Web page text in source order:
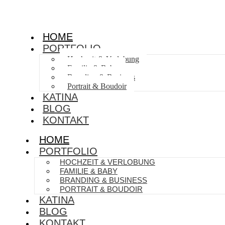
HOME
PORTFOLIO
Hochzeit & Verlobung
Familie & Baby
Branding & Business
Portrait & Boudoir
KATINA
BLOG
KONTAKT
HOME
PORTFOLIO
HOCHZEIT & VERLOBUNG
FAMILIE & BABY
BRANDING & BUSINESS
PORTRAIT & BOUDOIR
KATINA
BLOG